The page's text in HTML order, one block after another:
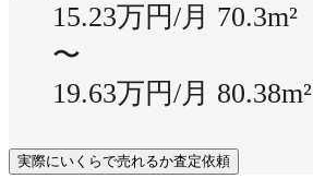
15.23万円/月 70.3m²
〜
19.63万円/月 80.38m²
実際にいくらで売れるか査定依頼